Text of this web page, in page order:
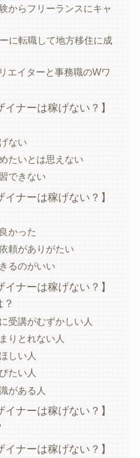
からフリーランスにキャ
に転職して地方移住に成
エイターと事務職のWワ
イナーは稼げない？】
ない
たいとは思えない
できない
イナーは稼げない？】
かった
頼がありがたい
るのがいい
イナーは稼げない？】
受講がむずかしい人
りとれない人
しい人
たい人
がある人
イナーは稼げない？】
イナーは稼げない？】